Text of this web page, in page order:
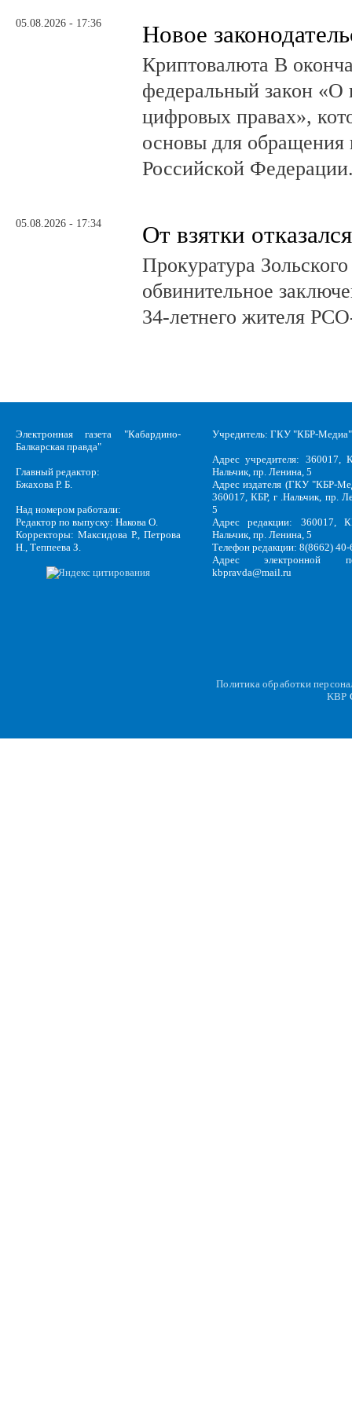
05.08.2026 - 17:36 Новое
Криптовалюта В
федеральный закон «О
цифровых правах»,
основы для обращения
Российской
05.08.2026 - 17:34 От взятки отказался
Прокуратура
обвинительное
34-летнего жителя
Электронная газета "Кабардино-
Балкарская правда"
Главный редактор:
Бжахова Р. Б.
Над номером работали:
Редактор по выпуску: Накова О.
Корректоры: Максидова Р., Петрова
Н., Теппеева З.
Учредитель: ГКУ "КБР-Медиа"
Адрес учредителя: 360017,
Нальчик, пр. Ленина, 5
Адрес издателя (ГКУ "КБР-
360017, КБР, г .Нальчик, пр.
5
Адрес редакции: 360017,
Нальчик, пр. Ленина, 5
Телефон редакции: 8(8662)
Адрес электронной
kbpravda@mail.ru
Политика обработки
KBP